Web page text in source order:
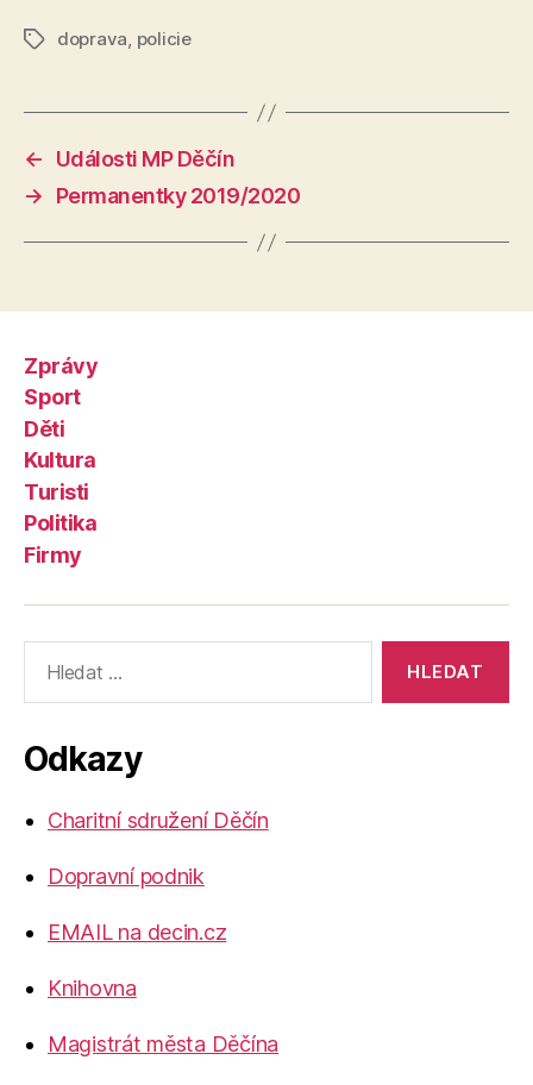
Štítkydoprava, policie
←
Události MP Děčín
→
Permanentky 2019/2020
Zprávy
Sport
Děti
Kultura
Turisti
Politika
Firmy
vyhledávání:
Odkazy
Charitní sdružení Děčín
Dopravní podnik
EMAIL na decin.cz
Knihovna
Magistrát města Děčína